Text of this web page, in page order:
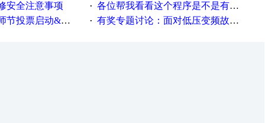
安全注意事项
· 各位帮我看看这个程序是不是有问题？？？
启动&周周有礼！
· 有奖专题讨论：面对低压变频故障，老手是这样解决的！